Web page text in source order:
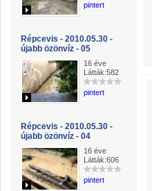
pintert
Répcevis - 2010.05.30 -
újabb özönvíz - 05
16 éve
Látták:582
pintert
Répcevis - 2010.05.30 -
újabb özönvíz - 04
16 éve
Látták:606
pintert